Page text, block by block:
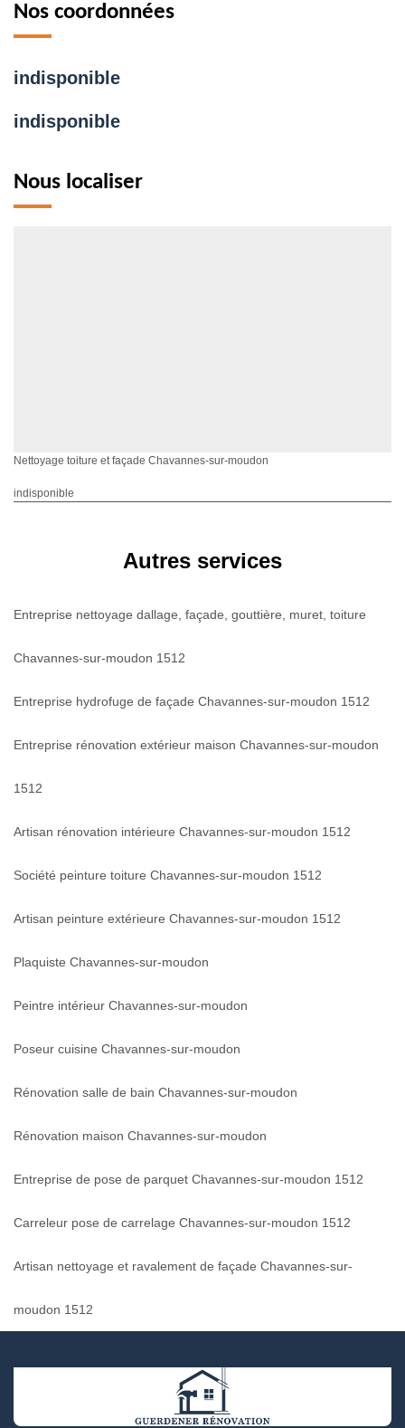
Nos coordonnées
indisponible
indisponible
Nous localiser
Nettoyage toiture et façade Chavannes-sur-moudon
indisponible
Autres services
Entreprise nettoyage dallage, façade, gouttière, muret, toiture
Chavannes-sur-moudon 1512
Entreprise hydrofuge de façade Chavannes-sur-moudon 1512
Entreprise rénovation extérieur maison Chavannes-sur-moudon
1512
Artisan rénovation intérieure Chavannes-sur-moudon 1512
Société peinture toiture Chavannes-sur-moudon 1512
Artisan peinture extérieure Chavannes-sur-moudon 1512
Plaquiste Chavannes-sur-moudon
Peintre intérieur Chavannes-sur-moudon
Poseur cuisine Chavannes-sur-moudon
Rénovation salle de bain Chavannes-sur-moudon
Rénovation maison Chavannes-sur-moudon
Entreprise de pose de parquet Chavannes-sur-moudon 1512
Carreleur pose de carrelage Chavannes-sur-moudon 1512
Artisan nettoyage et ravalement de façade Chavannes-sur-
moudon 1512